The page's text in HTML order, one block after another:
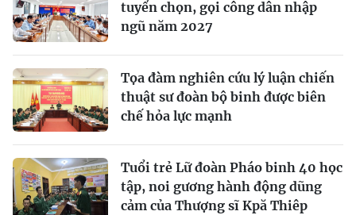
tuyển chọn, gọi công dân nhập
ngũ năm 2027
Tọa đàm nghiên cứu lý luận chiến
thuật sư đoàn bộ binh được biên
chế hỏa lực mạnh
Tuổi trẻ Lữ đoàn Pháo binh 40 học
tập, noi gương hành động dũng
cảm của Thượng sĩ Kpă Thiêp